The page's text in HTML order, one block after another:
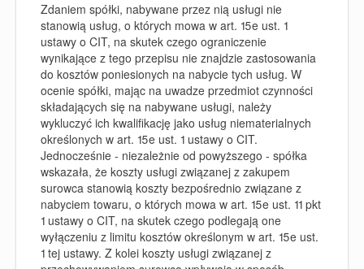
Zdaniem spółki, nabywane przez nią usługi nie
stanowią usług, o których mowa w art. 15e ust. 1
ustawy o CIT, na skutek czego ograniczenie
wynikające z tego przepisu nie znajdzie zastosowania
do kosztów poniesionych na nabycie tych usług. W
ocenie spółki, mając na uwadze przedmiot czynności
składających się na nabywane usługi, należy
wykluczyć ich kwalifikację jako usług niematerialnych
określonych w art. 15e ust. 1 ustawy o CIT.
Jednocześnie - niezależnie od powyższego - spółka
wskazała, że koszty usługi związanej z zakupem
surowca stanowią koszty bezpośrednio związane z
nabyciem towaru, o których mowa w art. 15e ust. 11 pkt
1 ustawy o CIT, na skutek czego podlegają one
wyłączeniu z limitu kosztów określonym w art. 15e ust.
1 tej ustawy. Z kolei koszty usługi związanej z